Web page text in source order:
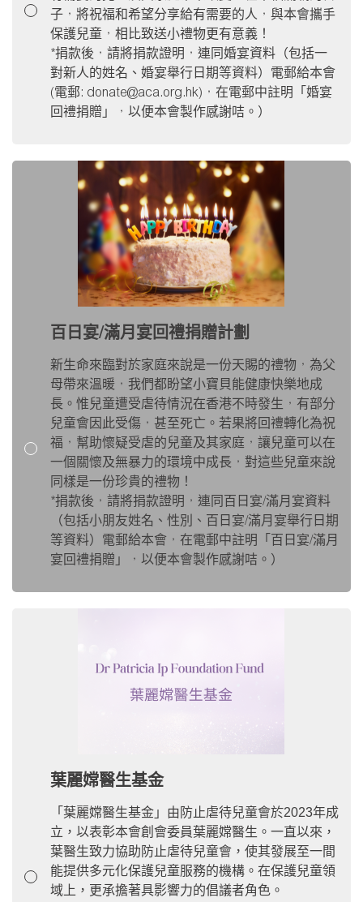
子，將祝福和希望分享給有需要的人，與本會攜手
保護兒童，相比致送小禮物更有意義！
*捐款後，請將捐款證明，連同婚宴資料（包括一
對新人的姓名、婚宴舉行日期等資料）電郵給本會
(電郵: donate@aca.org.hk)，在電郵中註明「婚宴
回禮捐贈」，以便本會製作感謝咭。）
百日宴/滿月宴回禮捐贈計劃
新生命來臨對於家庭來說是一份天賜的禮物，為父
母帶來溫暖，我們都盼望小寶貝能健康快樂地成
長。惟兒童遭受虐待情況在香港不時發生，有部分
兒童會因此受傷，甚至死亡。若果將回禮轉化為祝
福，幫助懷疑受虐的兒童及其家庭，讓兒童可以在
一個關懷及無暴力的環境中成長，對這些兒童來說
同樣是一份珍貴的禮物！
*捐款後，請將捐款證明，連同百日宴/滿月宴資料
（包括小朋友姓名、性別、百日宴/滿月宴舉行日期
等資料）電郵給本會，在電郵中註明「百日宴/滿月
宴回禮捐贈」，以便本會製作感謝咭。）
葉麗嫦醫生基金
「葉麗嫦醫生基金」由防止虐待兒童會於2023年成
立，以表彰本會創會委員葉麗嫦醫生。一直以來，
葉醫生致力協助防止虐待兒童會，使其發展至一間
能提供多元化保護兒童服務的機構。在保護兒童領
域上，更承擔著具影響力的倡議者角色。